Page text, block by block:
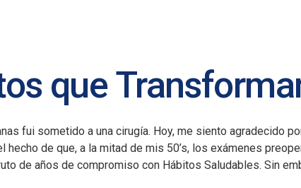
que
fui sometido a una cirugía. Hoy, me siento agradecido
hecho de que, a la mitad de mis 50’s, los exámenes
de años de compromiso con Hábitos Saludables. Sin